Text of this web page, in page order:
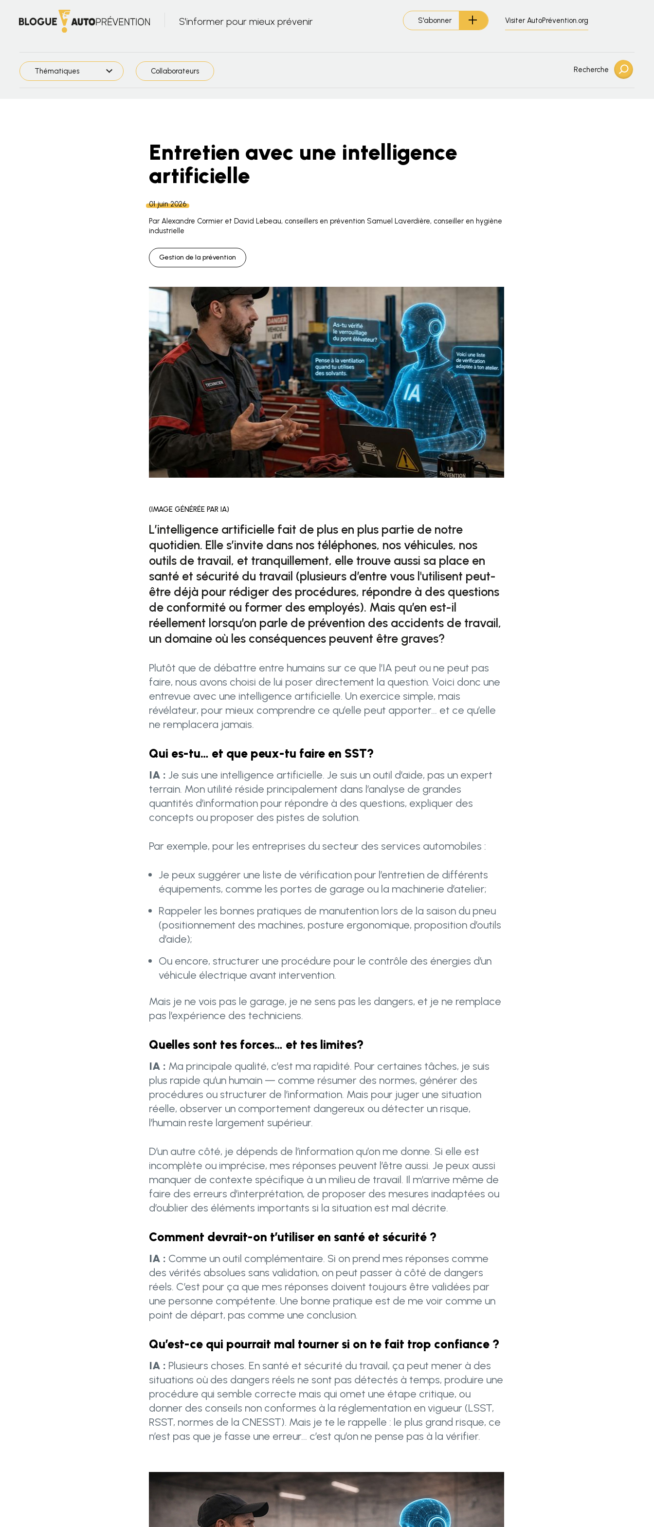
S'informer pour mieux prévenir S'abonner Visiter AutoPrévention.org
Thématiques Collaborateurs Recherche
Entretien avec une intelligence
artificielle
01 juin 2026
Par Alexandre Cormier et David Lebeau, conseillers en prévention Samuel Laverdière, conseiller en hygiène
industrielle
(IMAGE GÉNÉRÉE PAR IA)
L’intelligence artificielle fait de plus en plus partie de notre
quotidien. Elle s’invite dans nos téléphones, nos véhicules, nos
outils de travail, et tranquillement, elle trouve aussi sa place en
santé et sécurité du travail (plusieurs d’entre vous l'utilisent peut-
être déjà pour rédiger des procédures, répondre à des questions
de conformité ou former des employés). Mais qu’en est-il
réellement lorsqu’on parle de prévention des accidents de travail,
un domaine où les conséquences peuvent être graves?
Plutôt que de débattre entre humains sur ce que l’IA peut ou ne peut pas
faire, nous avons choisi de lui poser directement la question. Voici donc une
entrevue avec une intelligence artificielle. Un exercice simple, mais
révélateur, pour mieux comprendre ce qu’elle peut apporter… et ce qu’elle
ne remplacera jamais.
Qui es-tu… et que peux-tu faire en SST?
IA : Je suis une intelligence artificielle. Je suis un outil d’aide, pas un expert
terrain. Mon utilité réside principalement dans l’analyse de grandes
quantités d’information pour répondre à des questions, expliquer des
concepts ou proposer des pistes de solution.
Par exemple, pour les entreprises du secteur des services automobiles :
Je peux suggérer une liste de vérification pour l’entretien de différents
équipements, comme les portes de garage ou la machinerie d’atelier;
Rappeler les bonnes pratiques de manutention lors de la saison du pneu
(positionnement des machines, posture ergonomique, proposition d’outils
d’aide);
Ou encore, structurer une procédure pour le contrôle des énergies d’un
véhicule électrique avant intervention.
Mais je ne vois pas le garage, je ne sens pas les dangers, et je ne remplace
pas l’expérience des techniciens.
Quelles sont tes forces… et tes limites?
IA : Ma principale qualité, c’est ma rapidité. Pour certaines tâches, je suis
plus rapide qu’un humain — comme résumer des normes, générer des
procédures ou structurer de l’information. Mais pour juger une situation
réelle, observer un comportement dangereux ou détecter un risque,
l’humain reste largement supérieur.
D’un autre côté, je dépends de l’information qu’on me donne. Si elle est
incomplète ou imprécise, mes réponses peuvent l’être aussi. Je peux aussi
manquer de contexte spécifique à un milieu de travail. Il m’arrive même de
faire des erreurs d’interprétation, de proposer des mesures inadaptées ou
d’oublier des éléments importants si la situation est mal décrite.
Comment devrait-on t’utiliser en santé et sécurité ?
IA : Comme un outil complémentaire. Si on prend mes réponses comme
des vérités absolues sans validation, on peut passer à côté de dangers
réels. C’est pour ça que mes réponses doivent toujours être validées par
une personne compétente. Une bonne pratique est de me voir comme un
point de départ, pas comme une conclusion.
Qu’est-ce qui pourrait mal tourner si on te fait trop confiance ?
IA : Plusieurs choses. En santé et sécurité du travail, ça peut mener à des
situations où des dangers réels ne sont pas détectés à temps, produire une
procédure qui semble correcte mais qui omet une étape critique, ou
donner des conseils non conformes à la réglementation en vigueur (LSST,
RSST, normes de la CNESST). Mais je te le rappelle : le plus grand risque, ce
n’est pas que je fasse une erreur… c’est qu’on ne pense pas à la vérifier.
Gestion de la prévention